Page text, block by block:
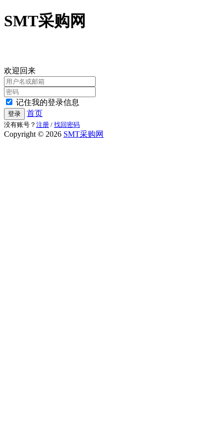
SMT采购网
欢迎回来
记住我的登录信息
登录 首页
没有账号？ 注册 / 找回密码
Copyright © 2026 SMT采购网